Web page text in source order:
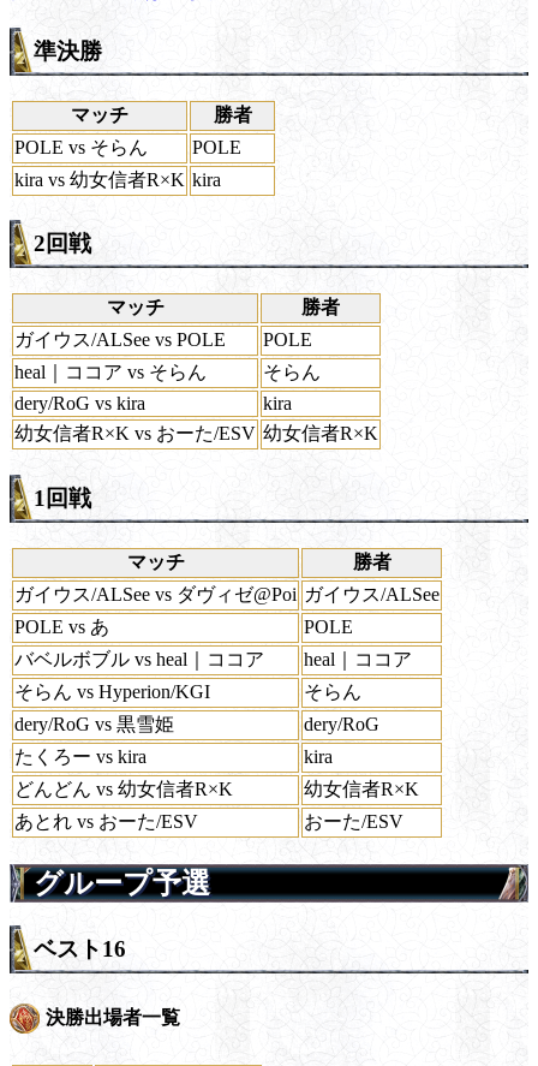
準決勝
マッチ
勝者
POLE vs そらん
POLE
kira vs 幼女信者R×K kira
2回戦
マッチ
勝者
ガイウス/ALSee vs POLE
POLE
heal｜ココア vs そらん
そらん
dery/RoG vs kira
kira
幼女信者R×K vs おーた/ESV 幼女信者R×K
1回戦
マッチ
勝者
ガイウス/ALSee vs ダヴィゼ@Poi ガイウス/ALSee
POLE vs あ
POLE
バベルボブル vs heal｜ココア
heal｜ココア
そらん vs Hyperion/KGI
そらん
dery/RoG vs 黒雪姫
dery/RoG
たくろー vs kira
kira
どんどん vs 幼女信者R×K
幼女信者R×K
あとれ vs おーた/ESV
おーた/ESV
グループ予選
ベスト16
決勝出場者一覧